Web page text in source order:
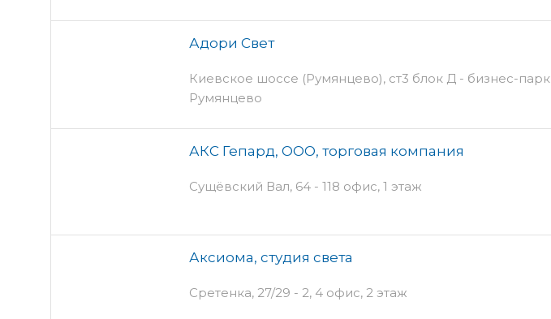
Адори Свет
Киевское шоссе (Румянцево), ст3 блок Д - бизнес-парк
Румянцево
АКС Гепард, ООО, торговая компания
Сущёвский Вал, 64 - 118 офис, 1 этаж
Аксиома, студия света
Сретенка, 27/29 - 2, 4 офис, 2 этаж